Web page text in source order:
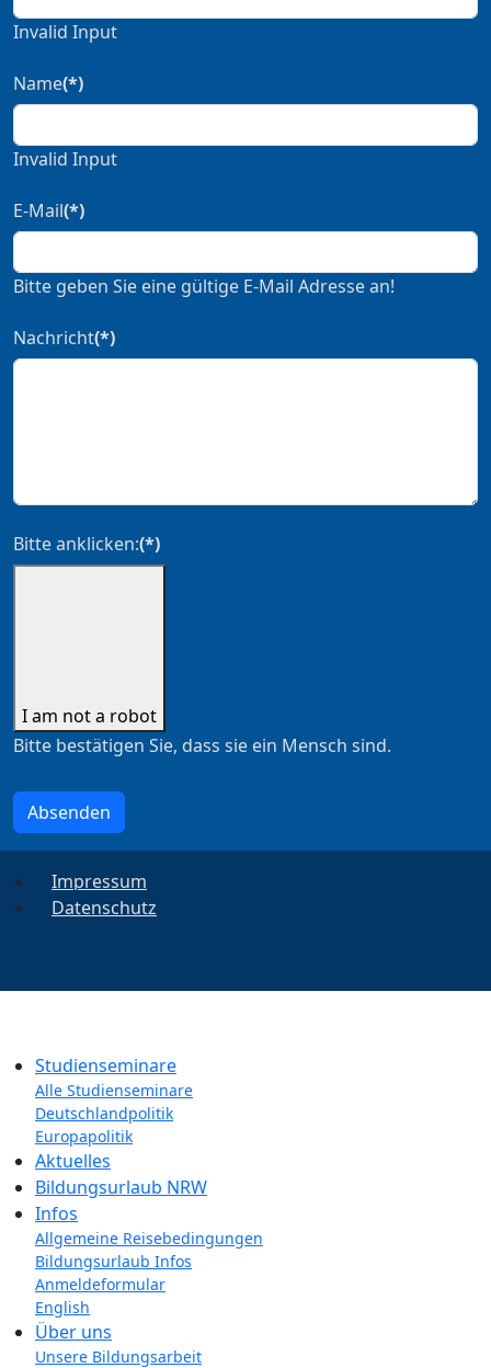
Invalid Input
Name(*)
Invalid Input
E-Mail(*)
Bitte geben Sie eine gültige E-Mail Adresse an!
Nachricht(*)
Bitte anklicken:(*)
I am not a robot
Bitte bestätigen Sie, dass sie ein Mensch sind.
Absenden
Impressum
Datenschutz
Studienseminare
Alle Studienseminare
Deutschlandpolitik
Europapolitik
Aktuelles
Bildungsurlaub NRW
Infos
Allgemeine Reisebedingungen
Bildungsurlaub Infos
Anmeldeformular
English
Über uns
Unsere Bildungsarbeit